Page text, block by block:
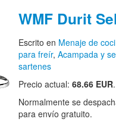
WMF Durit
Escrito en Menaje de
para freír, Acampada y
sartenes
Precio actual: 68.66 EUR
Normalmente se
para envío gratuito.